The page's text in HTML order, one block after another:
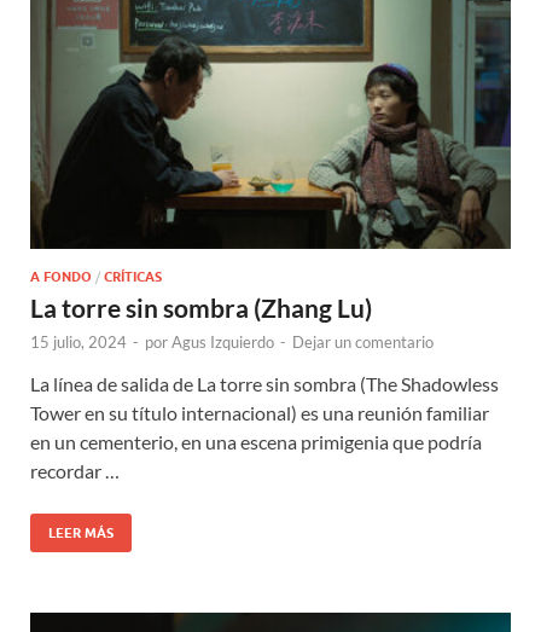
A FONDO / CRÍTICAS
La torre sin sombra (Zhang Lu)
15 julio, 2024 - porAgus Izquierdo - Dejar un comentario
La línea de salida de La torre sin sombra (The Shadowless
Tower en su título internacional) es una reunión familiar
en un cementerio, en una escena primigenia que podría
recordar …
LEER MÁS